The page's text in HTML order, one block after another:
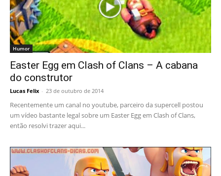
Humor
Easter Egg em Clash of Clans – A cabana
do construtor
Lucas Felix - 23 de outubro de 2014
Recentemente um canal no youtube, parceiro da supercell postou
um vídeo bastante legal sobre um Easter Egg em Clash of Clans,
então resolvi trazer aqui...